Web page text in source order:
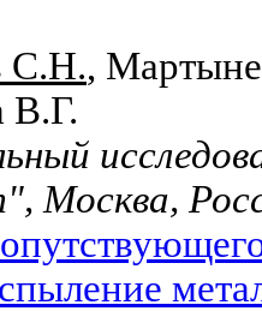
С.Н.,
В.Г.
Москва,